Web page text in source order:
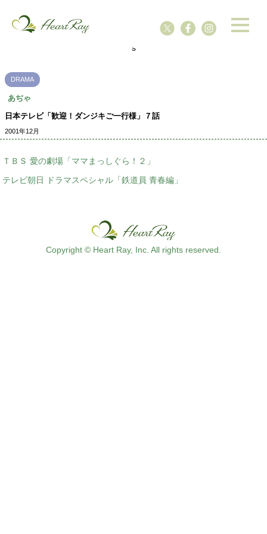
s
DRAMA
あぢゃ
日本テレビ「歓迎！ダンジキご一行様」７話
2001年12月
ＴＢＳ 愛の劇場「ママまっしぐら！２」
テレビ朝日 ドラマスペシャル「鉄道員 青春編」
Copyright © Heart Ray, Inc. All rights reserved.